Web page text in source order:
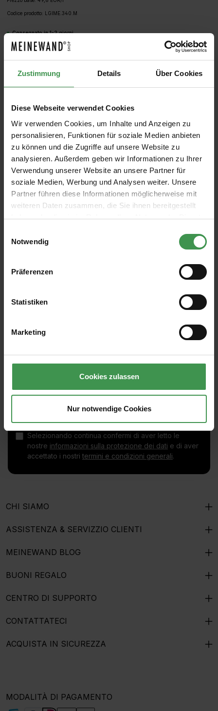
Zustimmung Details Über Cookies
Diese Webseite verwendet Cookies
Wir verwenden Cookies, um Inhalte und Anzeigen zu
personalisieren, Funktionen für soziale Medien anbieten
zu können und die Zugriffe auf unsere Website zu
analysieren. Außerdem geben wir Informationen zu Ihrer
Verwendung unserer Website an unsere Partner für
soziale Medien, Werbung und Analysen weiter. Unsere
Partner führen diese Informationen möglicherweise mit
weiteren Daten zusammen, die Sie ihnen bereitgestellt
haben oder die sie im Rahmen Ihrer Nutzung der Dienste
Notwendig
Präferenzen
Statistiken
Marketing
Cookies zulassen
Nur notwendige Cookies
Codice prodotto: LGIME.340.M
Consegnato in 1-2 giorni
2,5 LITER
Product Quantity: Enter the desired
NEL CARRELLO
TABELLA COLORI CAMPIONE IN SCATOLA
Iscrivetevi alla newsletter gratuita per non perdere
nessuna novità o promozione.
Selezionando continua confermi di aver letto le
nostre informazioni sulla protezione dei dati e di aver
accettato i nostri termini e condizioni generali.
CHI SIAMO
ASSISTENZA & SERVIZZIO CLIENTI
MEINEWAND BLOG
BUONI REGALO
CENTRO DI SUPPORTO
CONTATTATECI
ACQUISTA IN SICUREZZA
MODALITÀ DI PAGAMENTO